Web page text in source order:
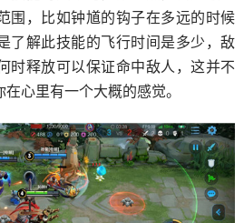
围，比如钟馗的钩子在多远的时候
了解此技能的飞行时间是多少，敌
时释放可以保证命中敌人，这并不
心里有一个大概的感觉。